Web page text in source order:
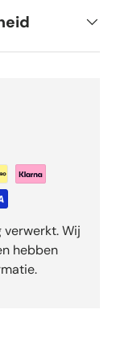
verwerkt. Wij
hebben